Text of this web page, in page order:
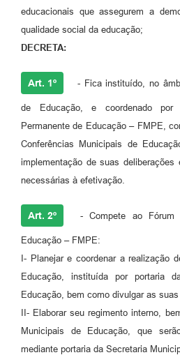
Contato
educacionais que assegurem a
qualidade social da educação;
DECRETA:
Art. 1º - Fica instituído, no
de Educação, e coordenado
Permanente de Educação – FMPE,
Conferências Municipais de
implementação de suas
necessárias à efetivação.
Art. 2º - Compete ao Fórum
Educação – FMPE:
I- Planejar e coordenar a realização
Educação, instituída por portaria
Educação, bem como divulgar as
II- Elaborar seu regimento interno,
Municipais de Educação, que
mediante portaria da Secretaria